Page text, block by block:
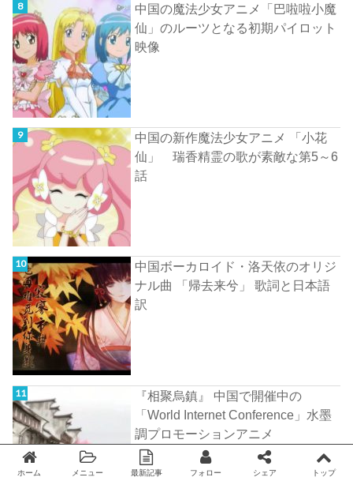
中国の魔法少女アニメ「巴啦啦小魔
仙」のルーツとなる初期パイロット
映像
中国の新作魔法少女アニメ 「小花
仙」 瑞香精霊の歌が素敵な第5～6
話
中国ボーカロイド・洛天依のオリジ
ナル曲 「帰去来兮」 歌詞と日本語
訳
『相聚烏鎮』 中国で開催中の
「World Internet Conference」水墨
調プロモーションアニメ
ホーム メニュー 最新記事 フォロー シェア トップ
Twitter facebook